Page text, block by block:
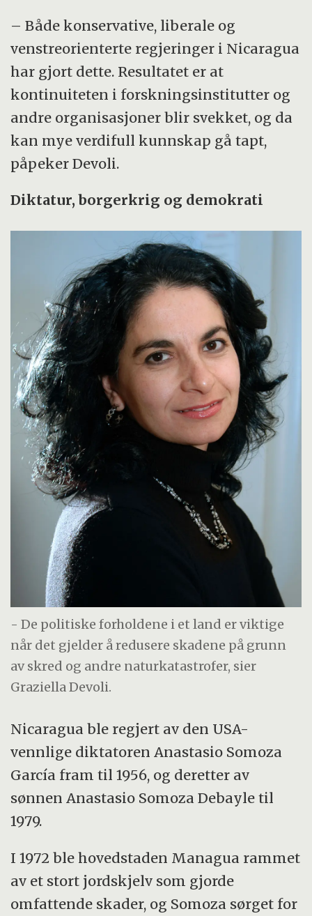
– Både konservative, liberale og
venstreorienterte regjeringer i Nicaragua
har gjort dette. Resultatet er at
kontinuiteten i forskningsinstitutter og
andre organisasjoner blir svekket, og da
kan mye verdifull kunnskap gå tapt,
påpeker Devoli.
Diktatur, borgerkrig og demokrati
- De politiske forholdene i et land er viktige
når det gjelder å redusere skadene på grunn
av skred og andre naturkatastrofer, sier
Graziella Devoli.
Nicaragua ble regjert av den USA-
vennlige diktatoren Anastasio Somoza
García fram til 1956, og deretter av
sønnen Anastasio Somoza Debayle til
1979.
I 1972 ble hovedstaden Managua rammet
av et stort jordskjelv som gjorde
omfattende skader, og Somoza sørget for